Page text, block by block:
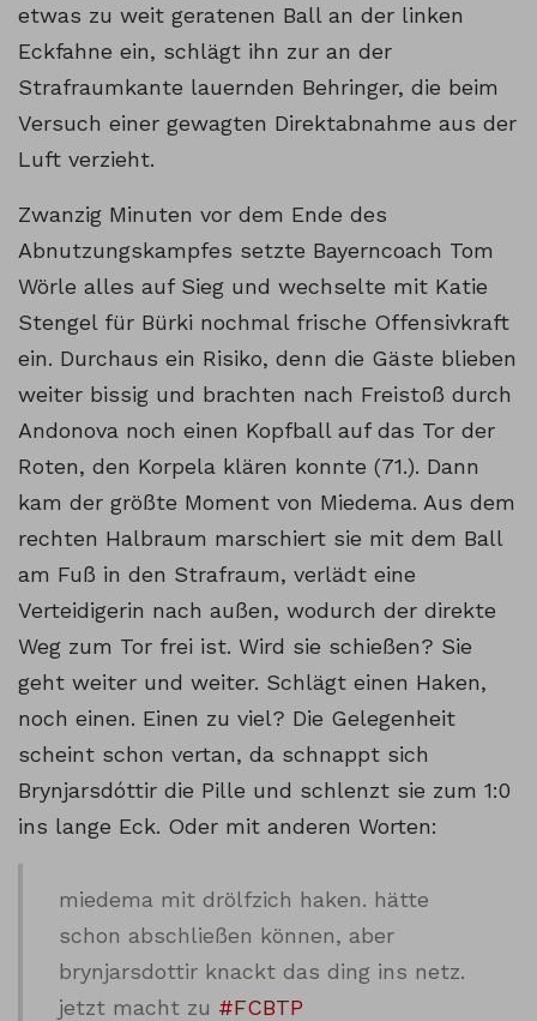
etwas zu weit geratenen Ball an der linken
Eckfahne ein, schlägt ihn zur an der
Strafraumkante lauernden Behringer, die beim
Versuch einer gewagten Direktabnahme aus der
Luft verzieht.
Zwanzig Minuten vor dem Ende des
Abnutzungskampfes setzte Bayerncoach Tom
Wörle alles auf Sieg und wechselte mit Katie
Stengel für Bürki nochmal frische Offensivkraft
ein. Durchaus ein Risiko, denn die Gäste blieben
weiter bissig und brachten nach Freistoß durch
Andonova noch einen Kopfball auf das Tor der
Roten, den Korpela klären konnte (71.). Dann
kam der größte Moment von Miedema. Aus dem
rechten Halbraum marschiert sie mit dem Ball
am Fuß in den Strafraum, verlädt eine
Verteidigerin nach außen, wodurch der direkte
Weg zum Tor frei ist. Wird sie schießen? Sie
geht weiter und weiter. Schlägt einen Haken,
noch einen. Einen zu viel? Die Gelegenheit
scheint schon vertan, da schnappt sich
Brynjarsdóttir die Pille und schlenzt sie zum 1:0
ins lange Eck. Oder mit anderen Worten:
miedema mit drölfzich haken. hätte
schon abschließen können, aber
brynjarsdottir knackt das ding ins netz.
jetzt macht zu #FCBTP